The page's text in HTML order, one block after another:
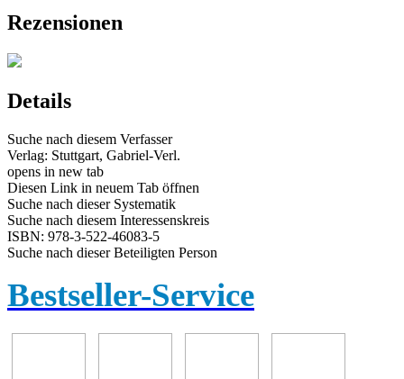
Rezensionen
Details
Suche nach diesem Verfasser
Verlag: Stuttgart, Gabriel-Verl.
opens in new tab
Diesen Link in neuem Tab öffnen
Suche nach dieser Systematik
Suche nach diesem Interessenskreis
ISBN: 978-3-522-46083-5
Suche nach dieser Beteiligten Person
Bestseller-Service